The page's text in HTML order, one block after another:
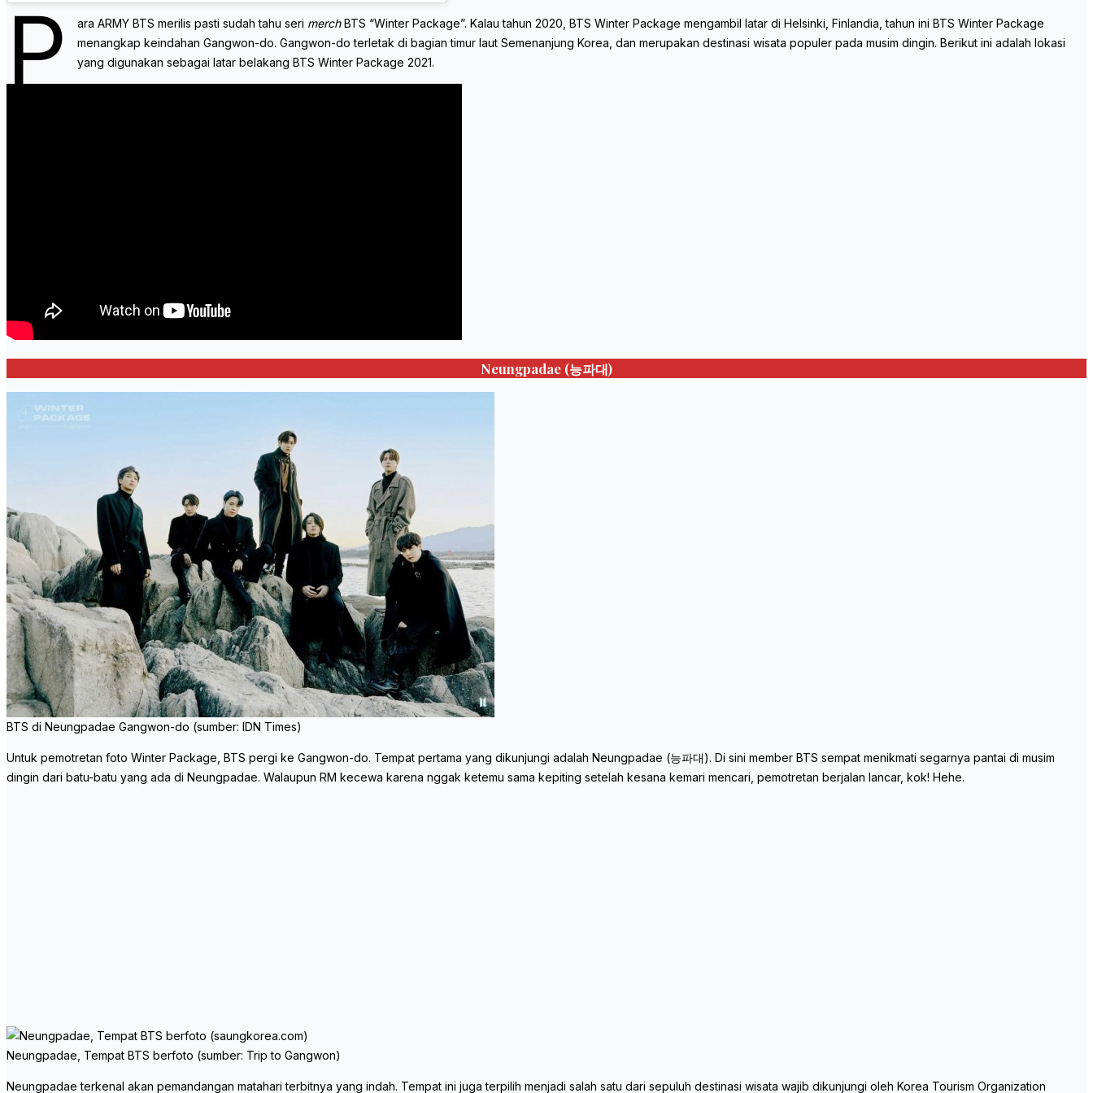
P ara ARMY BTS merilis pasti sudah tahu seri merchBTS “Winter Package”. Kalau tahun 2020, BTS Winter Package mengambil latar di Helsinki, Finlandia, tahun ini BTS Winter Package
menangkap keindahan Gangwon-do. Gangwon-do terletak di bagian timur laut Semenanjung Korea, dan merupakan destinasi wisata populer pada musim dingin. Berikut ini adalah lokasi
yang digunakan sebagai latar belakang BTS Winter Package 2021.
Neungpadae (능파대)
BTS di Neungpadae Gangwon-do (sumber: IDN Times)
Untuk pemotretan foto Winter Package, BTS pergi ke Gangwon-do. Tempat pertama yang dikunjungi adalah Neungpadae (능파대). Di sini member BTS sempat menikmati segarnya pantai di musim
dingin dari batu-batu yang ada di Neungpadae. Walaupun RM kecewa karena nggak ketemu sama kepiting setelah kesana kemari mencari, pemotretan berjalan lancar, kok! Hehe.
Neungpadae, Tempat BTS berfoto (sumber: Trip to Gangwon)
Neungpadae terkenal akan pemandangan matahari terbitnya yang indah. Tempat ini juga terpilih menjadi salah satu dari sepuluh destinasi wisata wajib dikunjungi oleh Korea Tourism Organization